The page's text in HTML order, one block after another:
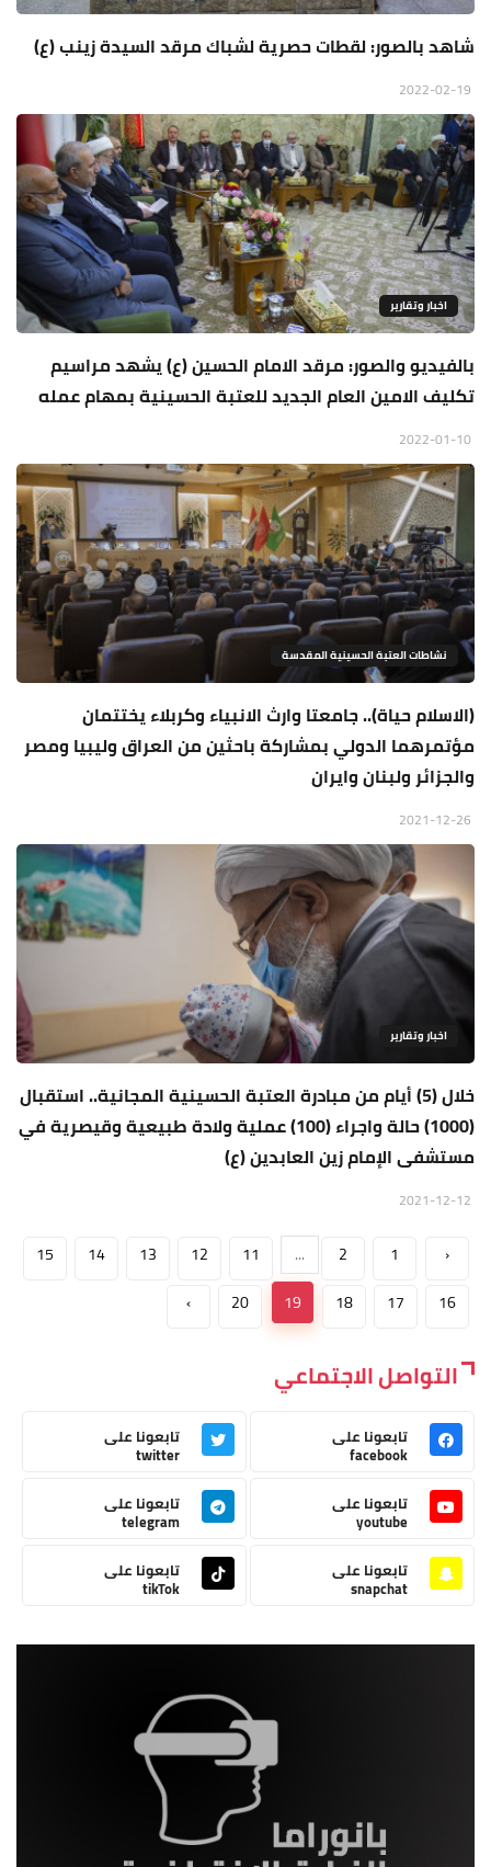
شاهد بالصور: لقطات حصرية لشباك مرقد السيدة زينب (ع)
اخبار وتقارير
بالفيديو والصور: مرقد الامام الحسين (ع) يشهد مراسيم
تكليف الامين العام الجديد للعتبة الحسينية بمهام عمله
نشاطات العتبة الحسينية المقدسة
(الاسلام حياة).. جامعتا وارث الانبياء وكربلاء يختتمان
مؤتمرهما الدولي بمشاركة باحثين من العراق وليبيا ومصر
والجزائر ولبنان وايران
اخبار وتقارير
خلال (5) أيام من مبادرة العتبة الحسينية المجانية.. استقبال
(1000) حالة واجراء (100) عملية ولادة طبيعية وقيصرية في
مستشفى الإمام زين العابدين (ع)
‹
1
2
...
11
12
13
14
15
16
17
18
19
20
›
التواصل الاجتماعي
تابعونا على
facebook
تابعونا على
twitter
تابعونا على
youtube
تابعونا على
telegram
تابعونا على
snapchat
تابعونا على
tikTok